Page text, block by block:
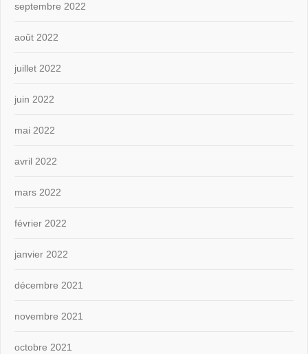
septembre 2022
août 2022
juillet 2022
juin 2022
mai 2022
avril 2022
mars 2022
février 2022
janvier 2022
décembre 2021
novembre 2021
octobre 2021